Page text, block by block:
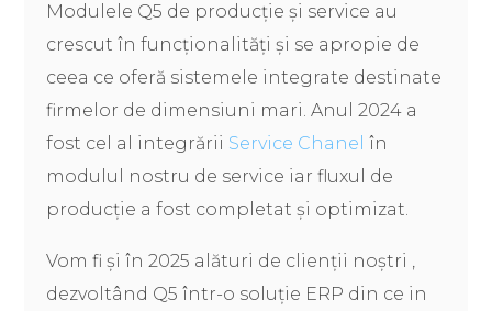
Modulele Q5 de producție și service au
crescut în funcționalități și se apropie de
ceea ce oferă sistemele integrate destinate
firmelor de dimensiuni mari. Anul 2024 a
fost cel al integrării Service Chanel în
modulul nostru de service iar fluxul de
producție a fost completat și optimizat.
Vom fi și în 2025 alături de clienții noștri ,
dezvoltând Q5 într-o soluție ERP din ce in